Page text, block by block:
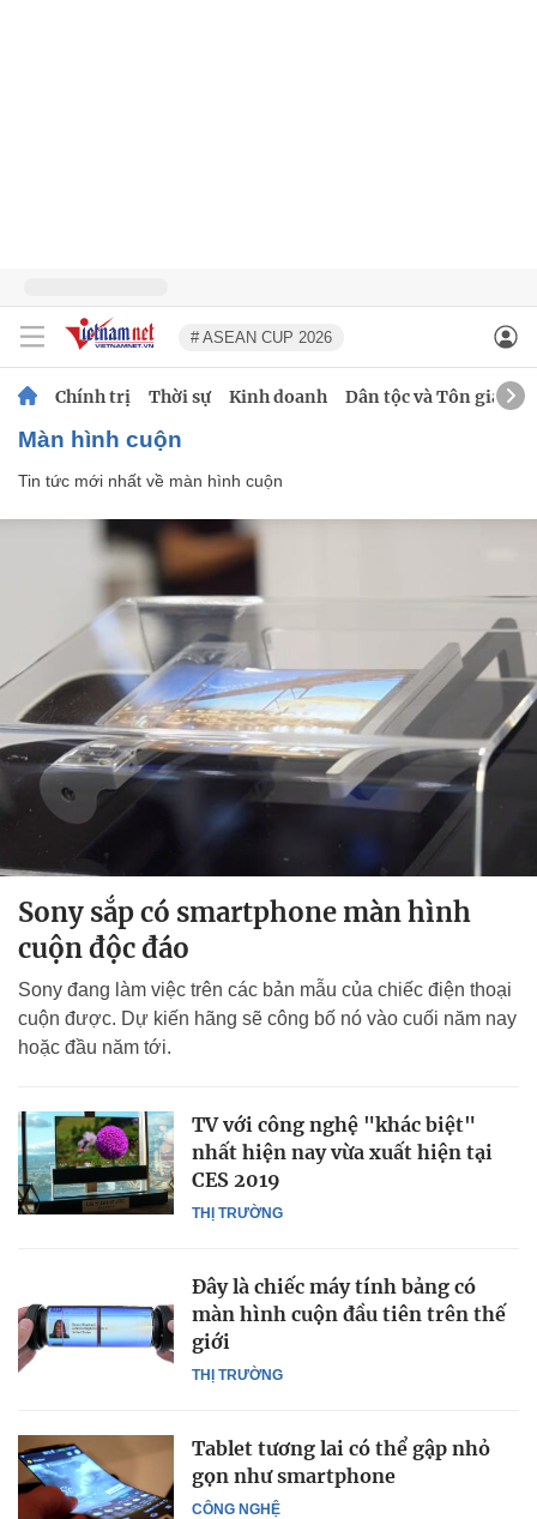
# ASEAN CUP 2026
Chính trị Thời sự Kinh doanh Dân tộc và Tôn giáo
màn hình cuộn
Tin tức mới nhất về màn hình cuộn
Sony sắp có smartphone màn hình
cuộn độc đáo
Sony đang làm việc trên các bản mẫu của chiếc điện thoại
cuộn được. Dự kiến hãng sẽ công bố nó vào cuối năm nay
hoặc đầu năm tới.
THỊ TRƯỜNG
TV với công nghệ "khác biệt"
nhất hiện nay vừa xuất hiện tại
CES 2019
THỊ TRƯỜNG
Đây là chiếc máy tính bảng có
màn hình cuộn đầu tiên trên thế
giới
CÔNG NGHỆ
Tablet tương lai có thể gập nhỏ
gọn như smartphone